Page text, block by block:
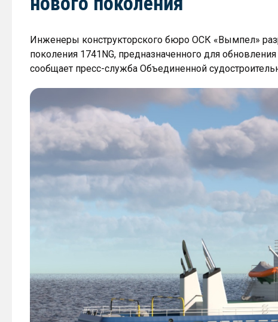
Инженеры конструкторского бюро ОСК «Вымпел»
поколения 1741NG, предназначенного для
сообщает пресс-служба Объединенной